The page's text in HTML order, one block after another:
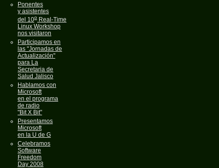
Ponentes
y asistentes
del 10o Real-Time
Linux Workshop
nos visitaron
Participamos en
las "Jornadas de
Actualización"
para La
Secretaria de
Salud Jalisco
Hablamos con
Microsoft
en el programa
de radio
"Bit X Bit"
Presentamos
Microsoft
en la U de G
Celebramos
Software
Freedom
Day 2008